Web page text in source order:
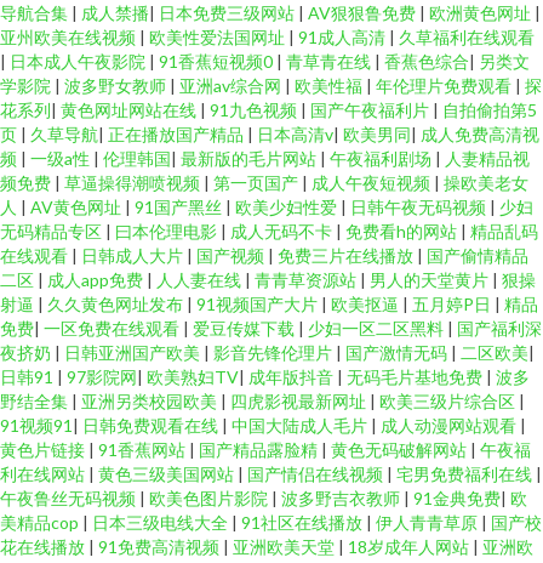
导航合集 | 成人禁播| 日本免费三级网站 | AV狠狠鲁免费 | 欧洲黄色网址 |
亚州欧美在线视频 | 欧美性爱法国网址 | 91成人高清 | 久草福利在线观看
| 日本成人午夜影院 | 91香蕉短视频0 | 青草青在线 | 香蕉色综合| 另类文
学影院 | 波多野女教师 | 亚洲av综合网 | 欧美性福 | 年伦理片免费观看 | 探
花系列| 黄色网址网站在线 | 91九色视频 | 国产午夜福利片 | 自拍偷拍第5
页 | 久草导航| 正在播放国产精品 | 日本高清v| 欧美男同| 成人免费高清视
频 | 一级a性 | 伦理韩国| 最新版的毛片网站 | 午夜福利剧场 | 人妻精品视
频免费 | 草逼操得潮喷视频 | 第一页国产 | 成人午夜短视频 | 操欧美老女
人 | AV黄色网址 | 91国产黑丝 | 欧美少妇性爱 | 日韩午夜无码视频 | 少妇
无码精品专区 | 曰本伦理电影 | 成人无码不卡 | 免费看h的网站 | 精品乱码
在线观看 | 日韩成人大片 | 国产视频 | 免费三片在线播放 | 国产偷情精品
二区 | 成人app免费 | 人人妻在线 | 青青草资源站 | 男人的天堂黄片 | 狠操
射逼 | 久久黄色网址发布 | 91视频国产大片 | 欧美抠逼 | 五月婷P日 | 精品
免费| 一区免费在线观看 | 爱豆传媒下载 | 少妇一区二区黑料 | 国产福利深
夜挤奶 | 日韩亚洲国产欧美 | 影音先锋伦理片 | 国产激情无码 | 二区欧美|
日韩91 | 97影院网| 欧美熟妇TV| 成年版抖音 | 无码毛片基地免费 | 波多
野结全集 | 亚洲另类校园欧美 | 四虎影视最新网址 | 欧美三级片综合区 |
91视频91 | 日韩免费观看在线 | 中国大陆成人毛片 | 成人动漫网站观看 |
黄色片链接 | 91香蕉网站 | 国产精品露脸精 | 黄色无码破解网站 | 午夜福
利在线网站 | 黄色三级美国网站 | 国产情侣在线视频 | 宅男免费福利在线 |
午夜鲁丝无码视频 | 欧美色图片影院 | 波多野吉衣教师 | 91金典免费| 欧
美精品cop | 日本三级电线大全 | 91社区在线播放 | 伊人青青草原 | 国产校
花在线播放 | 91免费高清视频 | 亚洲欧美天堂 | 18岁成年人网站 | 亚洲欧